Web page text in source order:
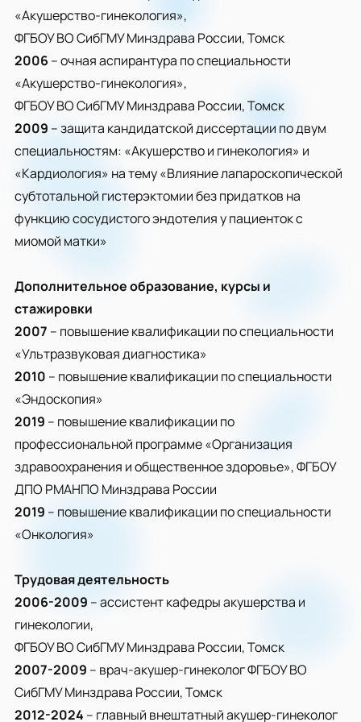
«Акушерство-гинекология»,
ФГБОУ ВО СибГМУ Минздрава России, Томск
2006 – очная аспирантура по специальности
«Акушерство-гинекология»,
ФГБОУ ВО СибГМУ Минздрава России, Томск
2009 – защита кандидатской диссертации по двум
специальностям: «Акушерство и гинекология» и
«Кардиология» на тему «Влияние лапароскопической
субтотальной гистерэктомии без придатков на
функцию сосудистого эндотелия у пациенток с
миомой матки»
Дополнительное образование, курсы и
стажировки
2007 – повышение квалификации по специальности
«Ультразвуковая диагностика»
2010 – повышение квалификации по специальности
«Эндоскопия»
2019 – повышение квалификации по
профессиональной программе «Организация
здравоохранения и общественное здоровье», ФГБОУ
ДПО РМАНПО Минздрава России
2019 – повышение квалификации по специальности
«Онкология»
Трудовая деятельность
2006-2009 – ассистент кафедры акушерства и
гинекологии,
ФГБОУ ВО СибГМУ Минздрава России, Томск
2007-2009 – врач-акушер-гинеколог ФГБОУ ВО
СибГМУ Минздрава России, Томск
2012-2024 – главный внештатный акушер-гинеколог